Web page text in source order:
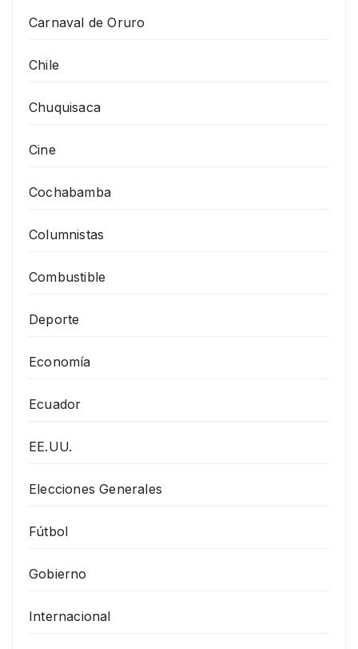
Carnaval de Oruro
Chile
Chuquisaca
Cine
Cochabamba
Columnistas
Combustible
Deporte
Economía
Ecuador
EE.UU.
Elecciones Generales
Fútbol
Gobierno
Internacional